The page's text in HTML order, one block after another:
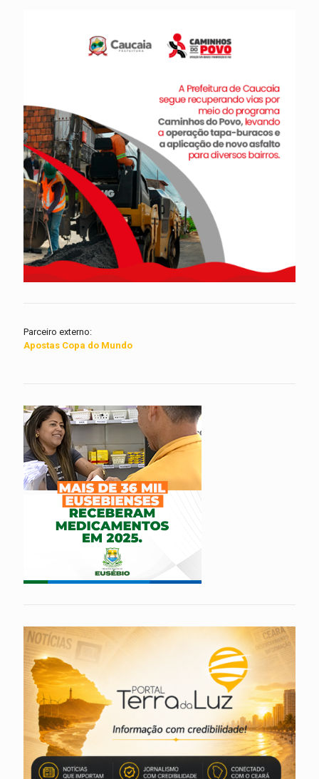
Parceiro externo:
Apostas Copa do Mundo